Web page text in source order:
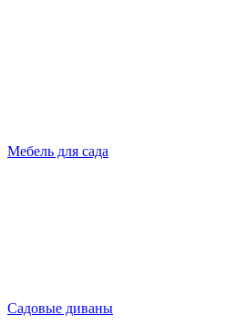
Мебель для сада
Садовые диваны